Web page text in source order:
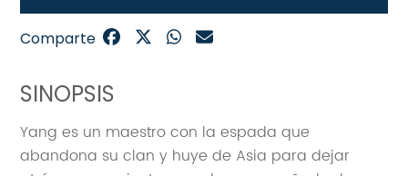
SINOPSIS
Yang es un maestro con la espada que
abandona su clan y huye de Asia para dejar
Comparte